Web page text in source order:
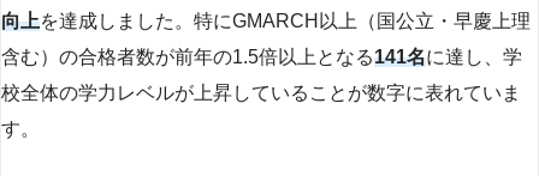
向上を達成しました。特にGMARCH以上（国公立・早慶上理
含む）の合格者数が前年の1.5倍以上となる141名に達し、学
校全体の学力レベルが上昇していることが数字に表れていま
す。